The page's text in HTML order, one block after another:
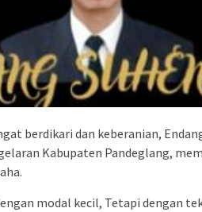
berdikari dan keberanian,
Kabupaten Pandeglang,
modal kecil, Tetapi dengan